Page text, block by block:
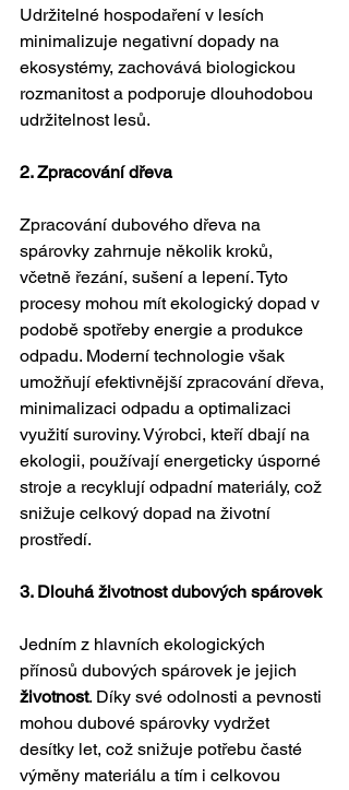
Udržitelné hospodaření v lesích
minimalizuje negativní dopady na
ekosystémy, zachovává biologickou
rozmanitost a podporuje dlouhodobou
udržitelnost lesů.
2. Zpracování dřeva
Zpracování dubového dřeva na
spárovky zahrnuje několik kroků,
včetně řezání, sušení a lepení. Tyto
procesy mohou mít ekologický dopad v
podobě spotřeby energie a produkce
odpadu. Moderní technologie však
umožňují efektivnější zpracování dřeva,
minimalizaci odpadu a optimalizaci
využití suroviny. Výrobci, kteří dbají na
ekologii, používají energeticky úsporné
stroje a recyklují odpadní materiály, což
snižuje celkový dopad na životní
prostředí.
3. Dlouhá životnost dubových spárovek
Jedním z hlavních ekologických
přínosů dubových spárovek je jejich
životnost. Díky své odolnosti a pevnosti
mohou dubové spárovky vydržet
desítky let, což snižuje potřebu časté
výměny materiálu a tím i celkovou